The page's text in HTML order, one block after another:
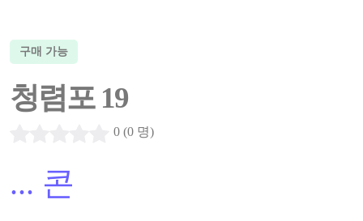
구매 가능
청렴포 19
0 (0 명)
... 콘